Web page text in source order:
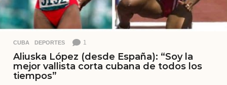
CUBA ,DEPORTES 1
Aliuska López (desde España): “Soy la
mejor vallista corta cubana de todos los
tiempos”